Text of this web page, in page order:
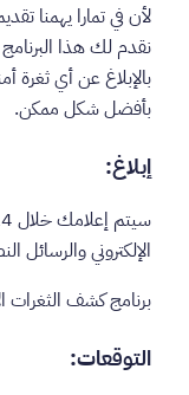
لأن في تمارا يهمنا
نقدم لك هذا
بالإبلاغ عن أي ثغرة
بأفضل شكل ممكن.
إبلاغ:
الإلكتروني والرسائل
برنامج كشف الثغرات
التوقعات: